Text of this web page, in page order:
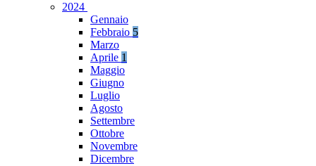
2024
Gennaio
Febbraio 5
Marzo
Aprile 1
Maggio
Giugno
Luglio
Agosto
Settembre
Ottobre
Novembre
Dicembre